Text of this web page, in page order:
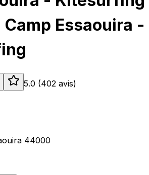
Essaouira -
5.0 (402 avis)
44000